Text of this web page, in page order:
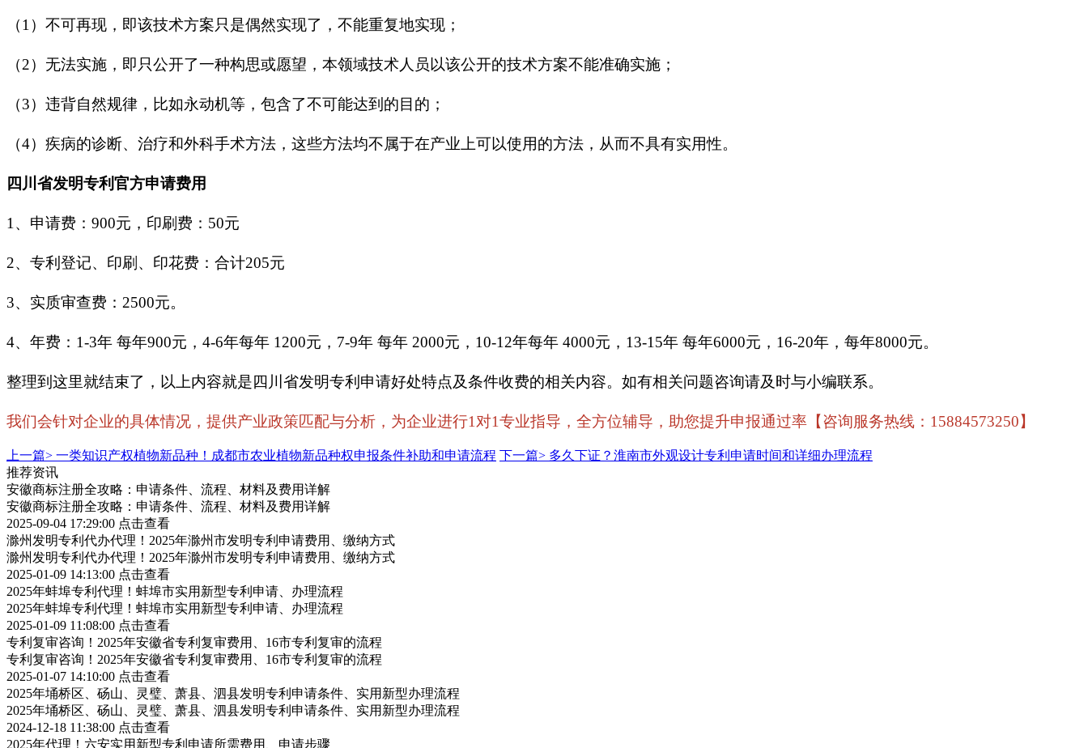
（1） 不可再现，即该技术方案只是偶然实现了，不能重复地实现；
（2） 无法实施，即只公开了一种构思或愿望，本领域技术人员以该公开的技术方案不能准确实施；
（3） 违背自然规律，比如永动机等，包含了不可能达到的目的；
（4）疾病的诊断、治疗和外科手术方法，这些方法均不属于在产业上可以使用的方法，从而不具有实用性。
四川省发明专利官方申请费用
1、申请费：900元，印刷费：50元
2、专利登记、印刷、印花费：合计205元
3、实质审查费：2500元。
4、年费：1-3年 每年900元，4-6年每年 1200元，7-9年 每年 2000元，10-12年每年 4000元，13-15年 每年6000元，16-20年，每年8000元。
整理到这里就结束了，以上内容就是四川省发明专利申请好处特点及条件收费的相关内容。如有相关问题咨询请及时与小编联系。
我们会针对企业的具体情况，提供产业政策匹配与分析，为企业进行1对1专业指导，全方位辅导，助您提升申报通过率【咨询服务热线：15884573250】
上一篇> 一类知识产权植物新品种！成都市农业植物新品种权申报条件补助和申请流程 下一篇> 多久下证？淮南市外观设计专利申请时间和详细办理流程
推荐资讯
安徽商标注册全攻略：申请条件、流程、材料及费用详解
安徽商标注册全攻略：申请条件、流程、材料及费用详解
2025-09-04 17:29:00 点击查看
滁州发明专利代办代理！2025年滁州市发明专利申请费用、缴纳方式
滁州发明专利代办代理！2025年滁州市发明专利申请费用、缴纳方式
2025-01-09 14:13:00 点击查看
2025年蚌埠专利代理！蚌埠市实用新型专利申请、办理流程
2025年蚌埠专利代理！蚌埠市实用新型专利申请、办理流程
2025-01-09 11:08:00 点击查看
专利复审咨询！2025年安徽省专利复审费用、16市专利复审的流程
专利复审咨询！2025年安徽省专利复审费用、16市专利复审的流程
2025-01-07 14:10:00 点击查看
2025年埇桥区、砀山、灵璧、萧县、泗县发明专利申请条件、实用新型办理流程
2025年埇桥区、砀山、灵璧、萧县、泗县发明专利申请条件、实用新型办理流程
2024-12-18 11:38:00 点击查看
2025年代理！六安实用新型专利申请所需费用、申请步骤